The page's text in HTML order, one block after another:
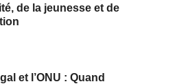
de la jeunesse et de
et l’ONU : Quand